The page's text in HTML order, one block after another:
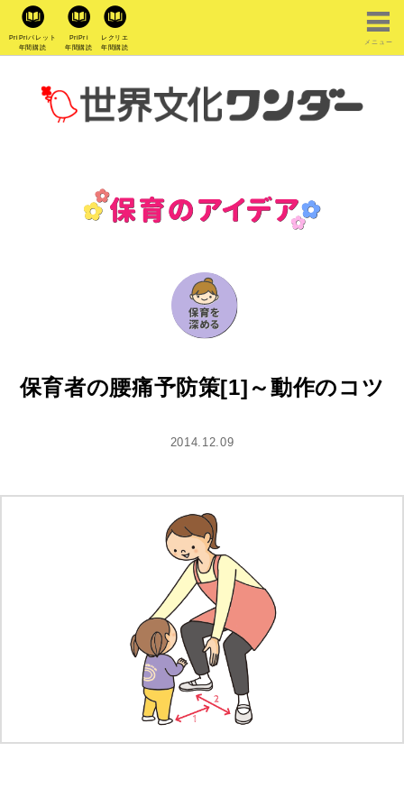
PriPriパレット
年間購読
PriPri
年間購読
レクリエ
年間購読
メニュー
保育者の腰痛予防策[1]～動作のコツ
2014.12.09